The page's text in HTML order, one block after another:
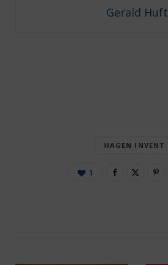
Gerald Huft
HAGEN INVENT
1